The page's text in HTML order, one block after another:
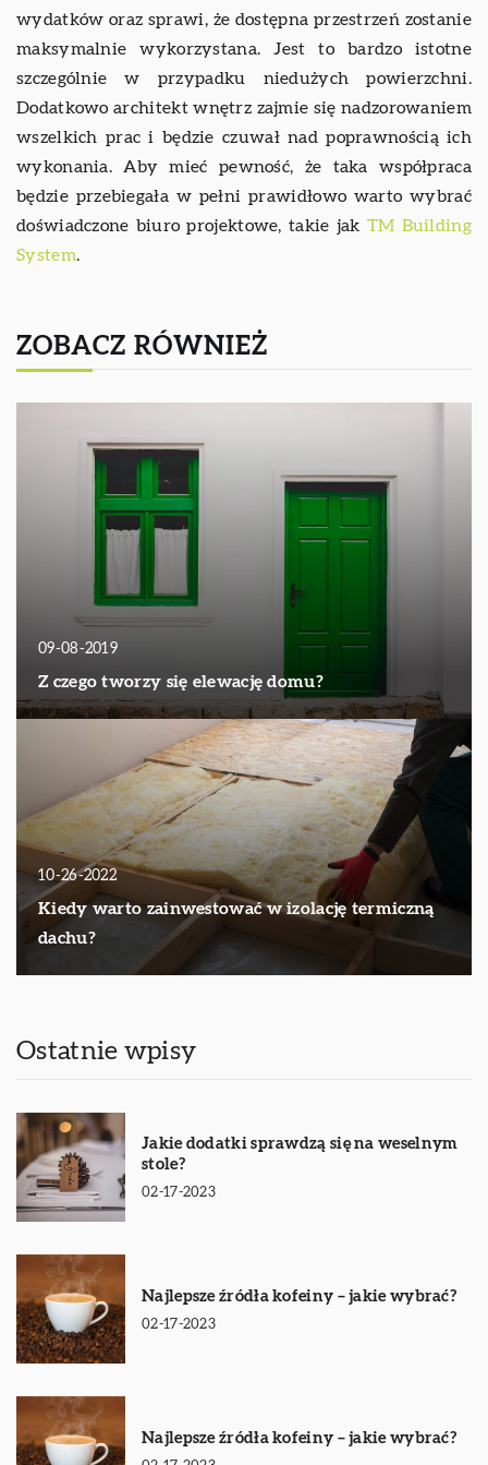
wydatków oraz sprawi, że dostępna przestrzeń zostanie
maksymalnie wykorzystana. Jest to bardzo istotne
szczególnie w przypadku niedużych powierzchni.
Dodatkowo architekt wnętrz zajmie się nadzorowaniem
wszelkich prac i będzie czuwał nad poprawnością ich
wykonania. Aby mieć pewność, że taka współpraca
będzie przebiegała w pełni prawidłowo warto wybrać
doświadczone biuro projektowe, takie jak TM Building
System.
ZOBACZ RÓWNIEŻ
09-08-2019
Z czego tworzy się elewację domu?
10-26-2022
Kiedy warto zainwestować w izolację termiczną
dachu?
Ostatnie wpisy
Jakie dodatki sprawdzą się na weselnym
stole?
02-17-2023
Najlepsze źródła kofeiny – jakie wybrać?
02-17-2023
Najlepsze źródła kofeiny – jakie wybrać?